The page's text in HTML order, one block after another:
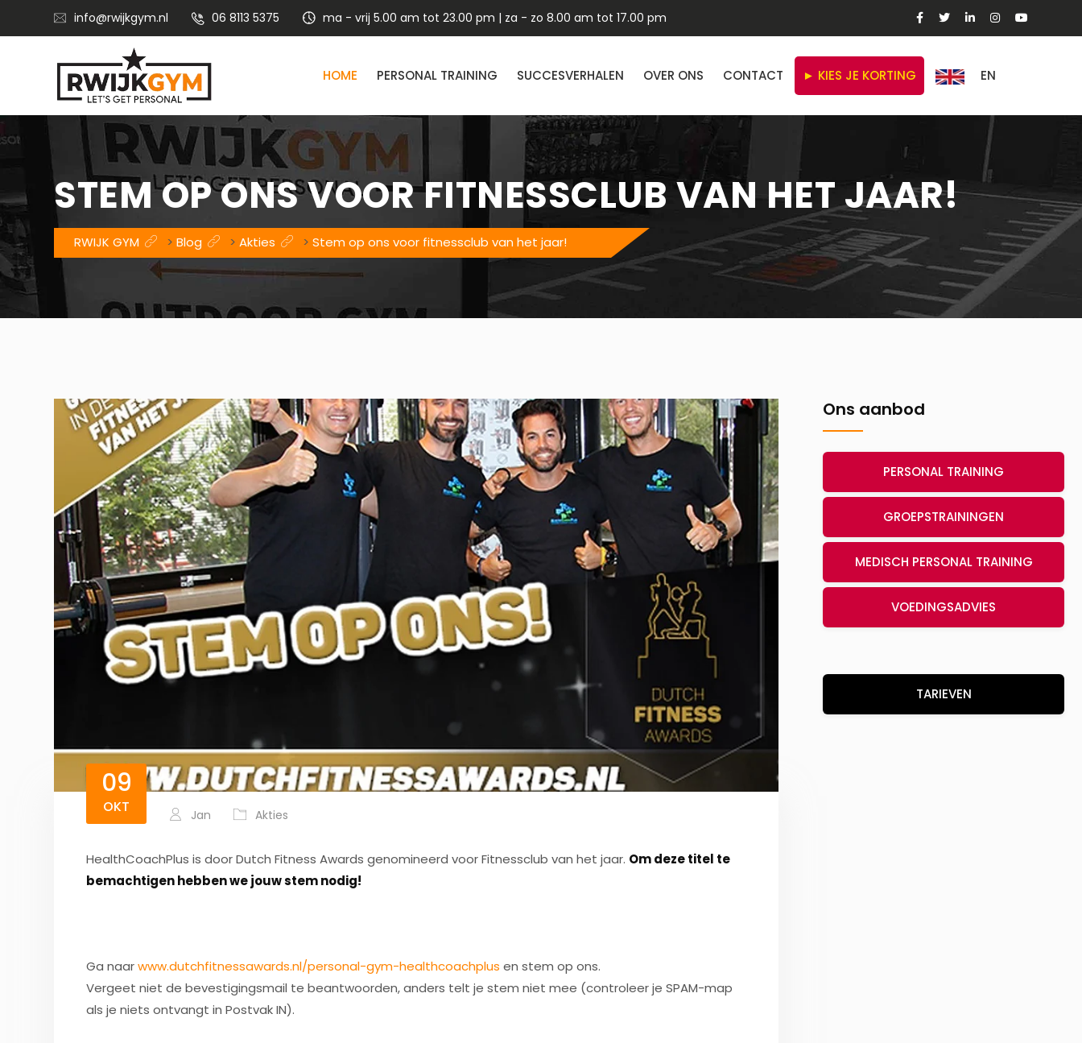
info@rwijkgym.nl 06 8113 5375 ma - vrij 5.00 am tot 23.00 pm | za - zo 8.00 am tot 17.00 pm
HOME PERSONAL TRAINING SUCCESVERHALEN OVER ONS CONTACT ► KIES JE KORTING EN
STEM OP ONS VOOR FITNESSCLUB VAN HET JAAR!
RWIJK GYM > Blog > Akties > Stem op ons voor fitnessclub van het jaar!
09
OKT Jan Akties
HealthCoachPlus is door Dutch Fitness Awards genomineerd voor Fitnessclub van het jaar. Om deze titel te
bemachtigen hebben we jouw stem nodig!
Ga naarwww.dutchfitnessawards.nl/personal-gym-healthcoachplus en stem op ons.
Vergeet niet de bevestigingsmail te beantwoorden, anders telt je stem niet mee (controleer je SPAM-map
als je niets ontvangt in Postvak IN).
Ons aanbod
PERSONAL TRAINING
GROEPSTRAININGEN
MEDISCH PERSONAL TRAINING
VOEDINGSADVIES
TARIEVEN